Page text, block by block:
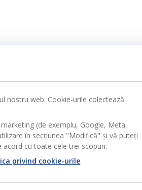
RO
nostru web. Cookie-urile colectează
(de exemplu, Google, Meta,
în secțiunea "Modifică" și vă puteți
cu toate cele trei scopuri.
privind cookie-urile.